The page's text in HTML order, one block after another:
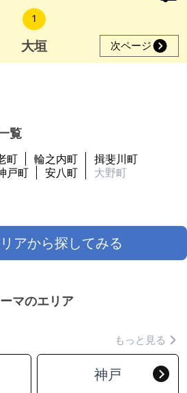
1
大垣 次ページ
覧
町 輪之内町
揖斐川町
戸町 安八町
大野町
アから探してみる
マのエリア
もっと見る
神戸